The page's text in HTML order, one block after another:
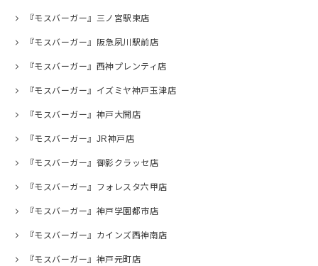
『モスバーガー』三ノ宮駅東店
『モスバーガー』阪急夙川駅前店
『モスバーガー』西神プレンティ店
『モスバーガー』イズミヤ神戸玉津店
『モスバーガー』神戸大開店
『モスバーガー』JR神戸店
『モスバーガー』御影クラッセ店
『モスバーガー』フォレスタ六甲店
『モスバーガー』神戸学園都市店
『モスバーガー』カインズ西神南店
『モスバーガー』神戸元町店